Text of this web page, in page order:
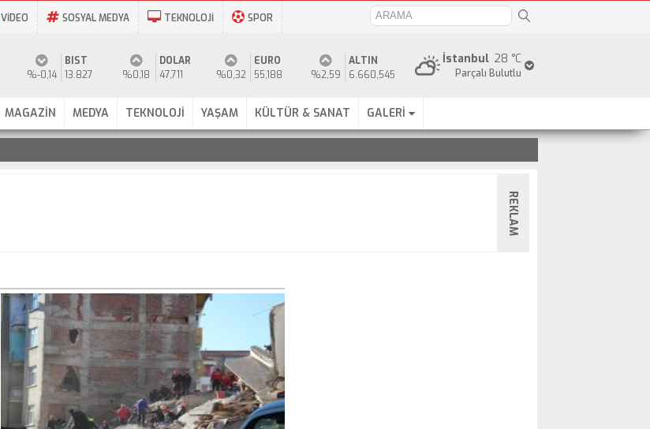
VİDEO SOSYAL MEDYA TEKNOLOJİ SPOR
28 °C
İstanbul
Parçalı Bulutlu
%-0,14
BIST
13.827
%0,18
DOLAR
47,711
%0,32
EURO
55,188
%2,59
ALTIN
6.660,545
MAGAZİN MEDYA TEKNOLOJİ YAŞAM KÜLTÜR & SANAT GALERİ
REKLAM